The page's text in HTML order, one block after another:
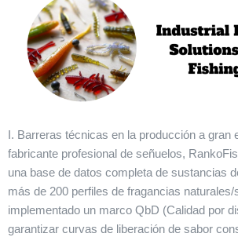
I. Barreras técnicas en la producción a gran
fabricante profesional de señuelos,
una base de datos completa de sustancias
más de 200 perfiles de fragancias
implementado un marco QbD (Calidad por
garantizar curvas de liberación de sabor